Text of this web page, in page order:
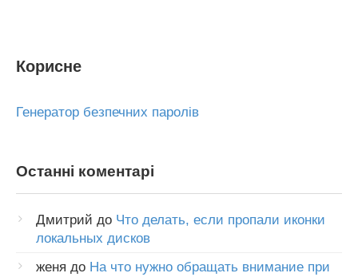
Корисне
Генератор безпечних паролів
Останні коментарі
Дмитрий до Что делать, если пропали иконки
локальных дисков
женя до На что нужно обращать внимание при